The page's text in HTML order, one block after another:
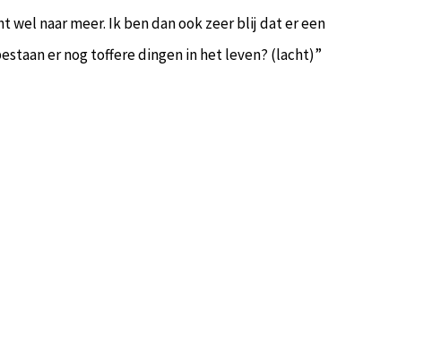
naar meer. Ik ben dan ook zeer blij dat er een
er nog toffere dingen in het leven? (lacht)”